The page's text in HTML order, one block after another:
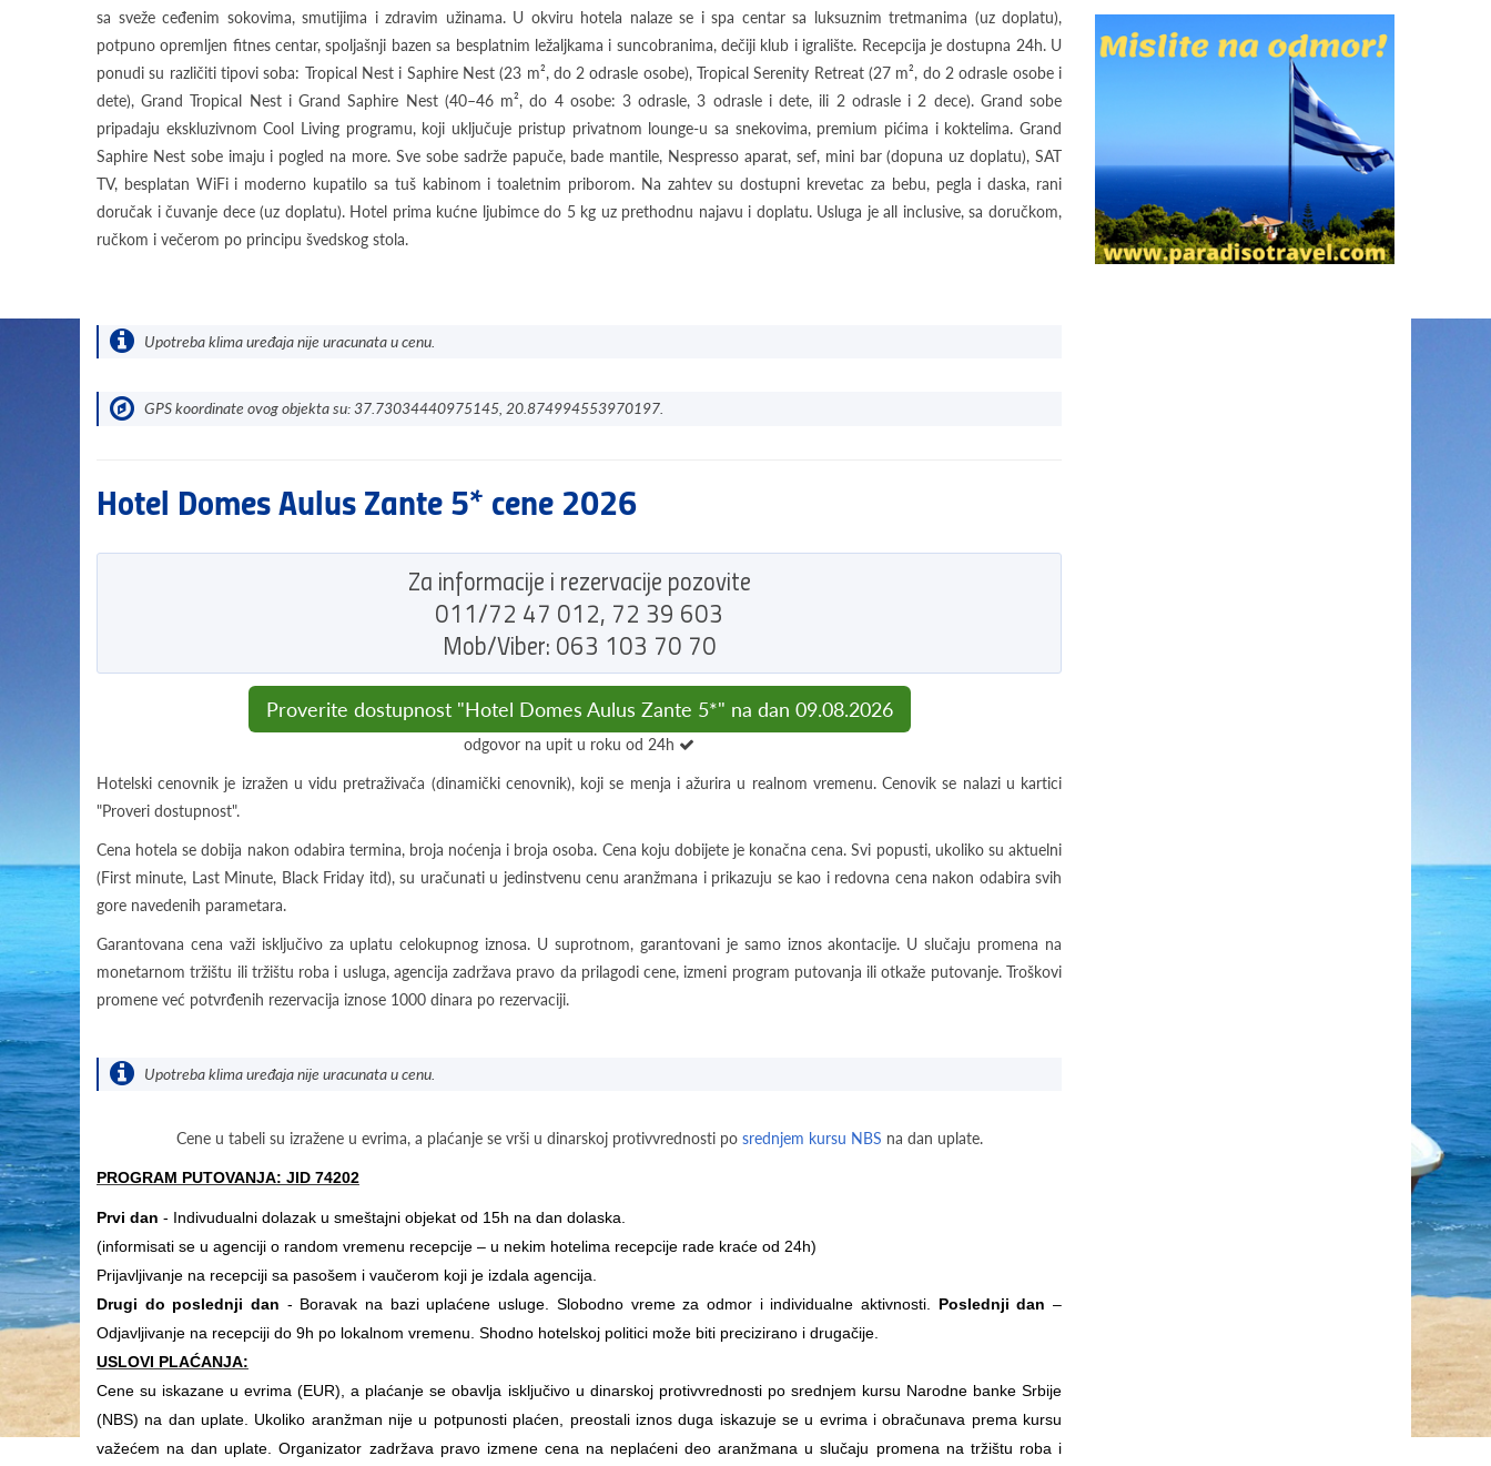
sa sveže ceđenim sokovima, smutijima i zdravim užinama. U okviru hotela nalaze se i spa centar sa luksuznim tretmanima (uz doplatu),
potpuno opremljen fitnes centar, spoljašnji bazen sa besplatnim ležaljkama i suncobranima, dečiji klub i igralište. Recepcija je dostupna 24h. U
ponudi su različiti tipovi soba: Tropical Nest i Saphire Nest (23 m², do 2 odrasle osobe), Tropical Serenity Retreat (27 m², do 2 odrasle osobe i
dete), Grand Tropical Nest i Grand Saphire Nest (40–46 m², do 4 osobe: 3 odrasle, 3 odrasle i dete, ili 2 odrasle i 2 dece). Grand sobe
pripadaju ekskluzivnom Cool Living programu, koji uključuje pristup privatnom lounge-u sa snekovima, premium pićima i koktelima. Grand
Saphire Nest sobe imaju i pogled na more. Sve sobe sadrže papuče, bade mantile, Nespresso aparat, sef, mini bar (dopuna uz doplatu), SAT
TV, besplatan WiFi i moderno kupatilo sa tuš kabinom i toaletnim priborom. Na zahtev su dostupni krevetac za bebu, pegla i daska, rani
doručak i čuvanje dece (uz doplatu). Hotel prima kućne ljubimce do 5 kg uz prethodnu najavu i doplatu. Usluga je all inclusive, sa doručkom,
ručkom i večerom po principu švedskog stola.
Upotreba klima uređaja nije uracunata u cenu.
GPS koordinate ovog objekta su: 37.73034440975145, 20.874994553970197.
Hotel Domes Aulus Zante 5* cene 2026
Za informacije i rezervacije pozovite
011/72 47 012, 72 39 603
Mob/Viber: 063 103 70 70
Proverite dostupnost "Hotel Domes Aulus Zante 5*" na dan 09.08.2026
odgovor na upit u roku od 24h
Hotelski cenovnik je izražen u vidu pretraživača (dinamički cenovnik), koji se menja i ažurira u realnom vremenu. Cenovik se nalazi u kartici
"Proveri dostupnost".
Cena hotela se dobija nakon odabira termina, broja noćenja i broja osoba. Cena koju dobijete je konačna cena. Svi popusti, ukoliko su aktuelni
(First minute, Last Minute, Black Friday itd), su uračunati u jedinstvenu cenu aranžmana i prikazuju se kao i redovna cena nakon odabira svih
gore navedenih parametara.
Garantovana cena važi isključivo za uplatu celokupnog iznosa. U suprotnom, garantovani je samo iznos akontacije. U slučaju promena na
monetarnom tržištu ili tržištu roba i usluga, agencija zadržava pravo da prilagodi cene, izmeni program putovanja ili otkaže putovanje. Troškovi
promene već potvrđenih rezervacija iznose 1000 dinara po rezervaciji.
Upotreba klima uređaja nije uracunata u cenu.
Cene u tabeli su izražene u evrima, a plaćanje se vrši u dinarskoj protivvrednosti po srednjem kursu NBS na dan uplate.
PROGRAM PUTOVANJA: JID 74202
Prvi dan - Indivudualni dolazak u smeštajni objekat od 15h na dan dolaska.
(informisati se u agenciji o random vremenu recepcije – u nekim hotelima recepcije rade kraće od 24h)
Prijavljivanje na recepciji sa pasošem i vaučerom koji je izdala agencija.
Drugi do poslednji dan - Boravak na bazi uplaćene usluge. Slobodno vreme za odmor i individualne aktivnosti. Poslednji dan–
Odjavljivanje na recepciji do 9h po lokalnom vremenu. Shodno hotelskoj politici može biti precizirano i drugačije.
USLOVI PLAĆANJA:
Cene su iskazane u evrima (EUR), a plaćanje se obavlja isključivo u dinarskoj protivvrednosti po srednjem kursu Narodne banke Srbije
(NBS) na dan uplate. Ukoliko aranžman nije u potpunosti plaćen, preostali iznos duga iskazuje se u evrima i obračunava prema kursu
važećem na dan uplate. Organizator zadržava pravo izmene cena na neplaćeni deo aranžmana u slučaju promena na tržištu roba i